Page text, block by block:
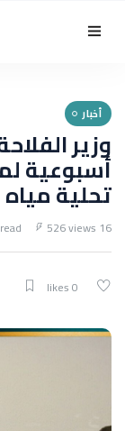
أخبار
وزير
أسبوعية
تحلية
16 Jul, 2024
526 views